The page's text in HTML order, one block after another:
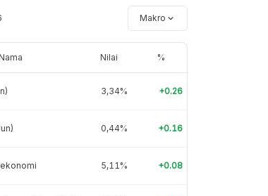
Makro
Nilai %
3,34% +0.26
0,44% +0.16
5,11% +0.08